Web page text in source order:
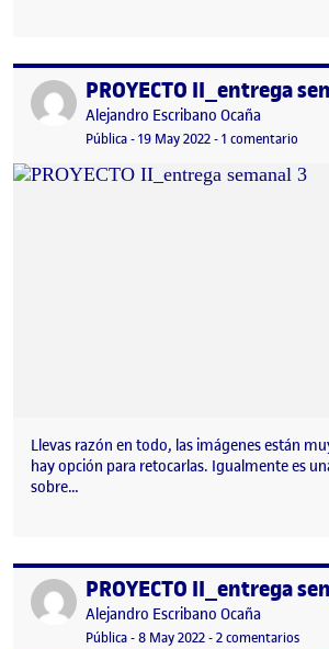
Publicado porPROYECTO II_entrega
Publicado por
Alejandro Escribano Ocaña
Visibilidad:
Pública-Fecha de publicación
19 May 20222 octubre, 2023 9:11
-1 comentario
Llevas razón en todo, las imágenes están
hay opción para retocarlas. Igualmente es
sobre…
Publicado porPROYECTO II_entrega
Publicado por
Alejandro Escribano Ocaña
Visibilidad:
Pública-Fecha de publicación
8 May 20222 octubre, 2023 9:11
-2 comentariosen